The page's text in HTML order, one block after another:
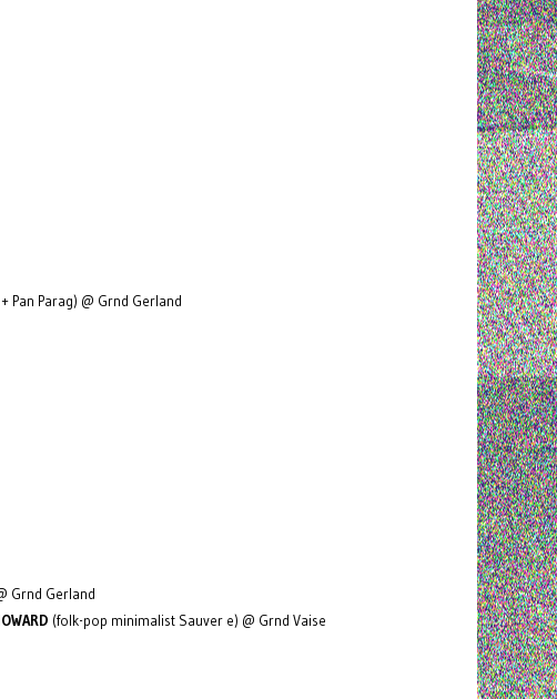
Pan Parag) @ Grnd Gerland
Grnd Gerland
(folk-pop minimalist Sauver e) @ Grnd Vaise